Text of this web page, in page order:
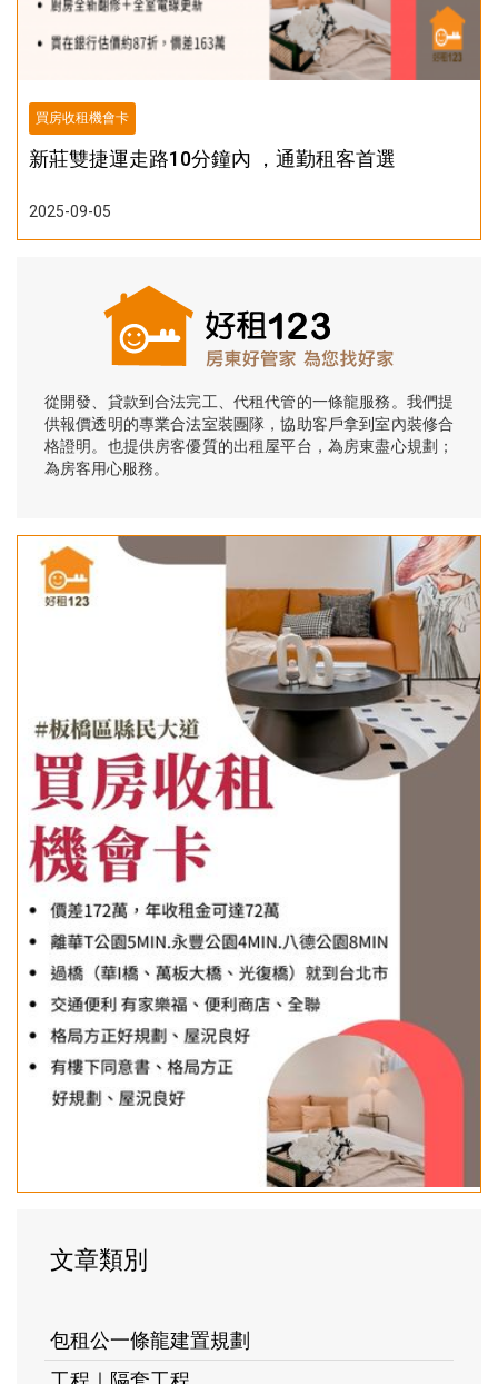
買房收租機會卡
新莊雙捷運走路10分鐘內 ，通勤租客首選
2025-09-05
從開發、貸款到合法完工、代租代管的一條龍服務。我們提
供報價透明的專業合法室裝團隊，協助客戶拿到室內裝修合
格證明。也提供房客優質的出租屋平台，為房東盡心規劃；
為房客用心服務。
文章類別
包租公一條龍建置規劃